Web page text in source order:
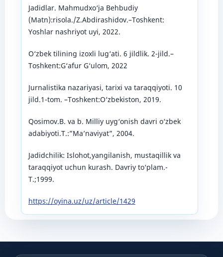
Jadidlar. Mahmudxo‘ja Behbudiy
(Matn):risola./Z.Abdirashidov.–Toshkent:
Yoshlar nashriyot uyi, 2022.
O‘zbek tilining izoxli lug‘ati. 6 jildlik. 2-jild.–
Toshkent:G‘afur G‘ulom, 2022
Jurnalistika nazariyasi, tarixi va taraqqiyoti. 10
jild.1-tom. –Toshkent:O‘zbekiston, 2019.
Qosimov.B. va b. Milliy uyg‘onish davri o‘zbek
adabiyoti.T.:”Ma’naviyat”, 2004.
Jadidchilik: Islohot,yangilanish, mustaqillik va
taraqqiyot uchun kurash. Davriy to‘plam.-
T.;1999.
https://oyina.uz/uz/article/1429